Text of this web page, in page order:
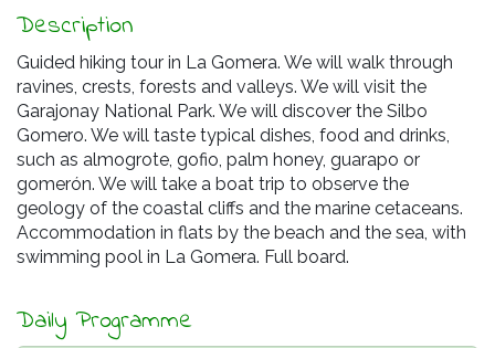
Description
Guided hiking tour in La Gomera. We will walk through
ravines, crests, forests and valleys. We will visit the
Garajonay National Park. We will discover the Silbo
Gomero. We will taste typical dishes, food and drinks,
such as almogrote, gofio, palm honey, guarapo or
gomerón. We will take a boat trip to observe the
geology of the coastal cliffs and the marine cetaceans.
Accommodation in flats by the beach and the sea, with
swimming pool in La Gomera. Full board.
Daily Programme